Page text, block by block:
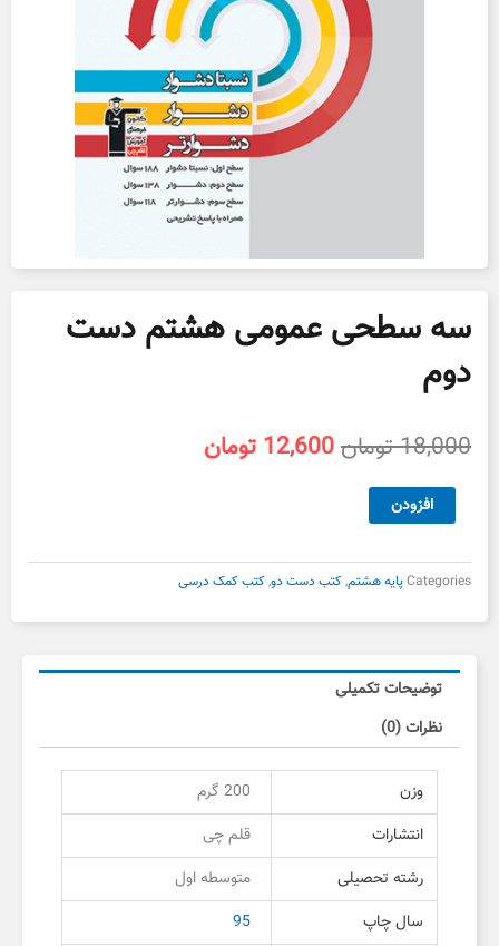
سه سطحی عمومی هشتم دست
دوم
18,000تومانقیمت
12,600 تومان
سطحی
هشتم
دست
دوم
افزودن
Categoriesپایه هشتم,کتب دست دو,کتب کمک درسی
توضیحات تکمیلی
نظرات (0)
وزن
200 گرم
انتشارات
قلم چی
رشته تحصیلی
متوسطه اول
سال چاپ
95